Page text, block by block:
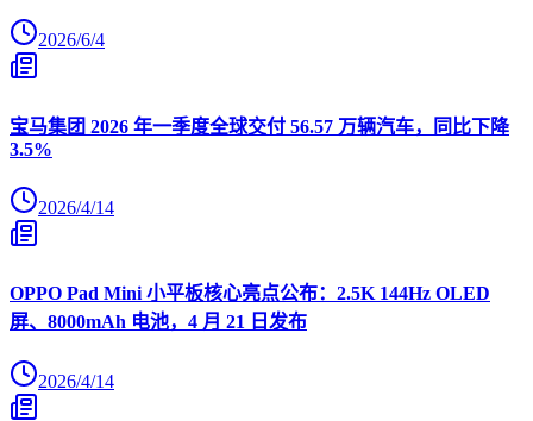
2026/6/4
宝马集团 2026 年一季度全球交付 56.57 万辆汽车，同比下降
3.5%
2026/4/14
OPPO Pad Mini 小平板核心亮点公布：2.5K 144Hz OLED
屏、8000mAh 电池，4 月 21 日发布
2026/4/14